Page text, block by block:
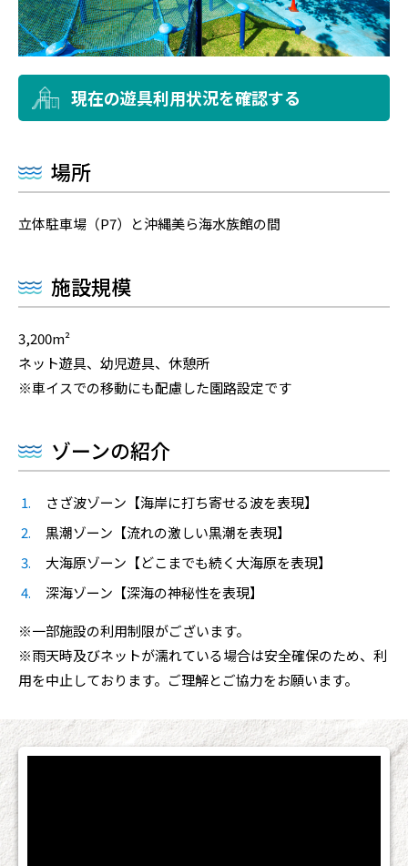
現在の遊具利用状況を確認する
場所
立体駐車場（P7）と沖縄美ら海水族館の間
施設規模
3,200m²
ネット遊具、幼児遊具、休憩所
※車イスでの移動にも配慮した園路設定です
ゾーンの紹介
さざ波ゾーン【海岸に打ち寄せる波を表現】
黒潮ゾーン【流れの激しい黒潮を表現】
大海原ゾーン【どこまでも続く大海原を表現】
深海ゾーン【深海の神秘性を表現】
※一部施設の利用制限がございます。
※雨天時及びネットが濡れている場合は安全確保のため、利
用を中止しております。ご理解とご協力をお願います。